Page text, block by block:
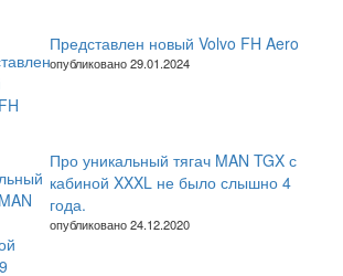
Представлен новый Volvo FH Aero
опубликовано 29.01.2024
Про уникальный тягач MAN TGX с
кабиной XXXL не было слышно 4
года.
опубликовано 24.12.2020